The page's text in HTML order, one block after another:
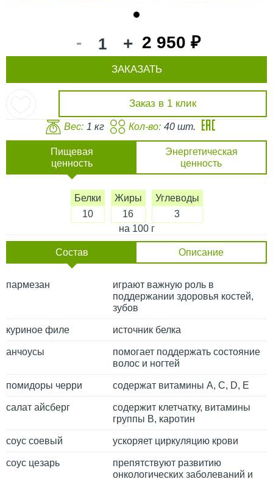
- + 2 950 ₽
Заказ в 1 клик
ЗАКАЗАТЬ
Вес: 1 кг Кол-во: 40 шт.
Пищевая
ценность
Энергетическая
ценность
Белки
10
Жиры
16
Углеводы
3
на 100 г
Состав Описание
пармезан
играют важную роль в
поддержании здоровья костей,
зубов
куриное филе источник белка
анчоусы
помогает поддержать состояние
волос и ногтей
помидоры черри содержат витамины А, С, D, Е
салат айсберг
содержит клетчатку, витамины
группы В, каротин
соус соевый ускоряет циркуляцию крови
соус цезарь
препятствуют развитию
онкологических заболеваний и